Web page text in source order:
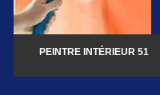
PEINTRE INTÉRIEUR 51